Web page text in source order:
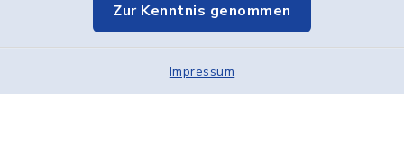
Zur Kenntnis genommen
Impressum
Elektronische Kommunikation
Sitemap